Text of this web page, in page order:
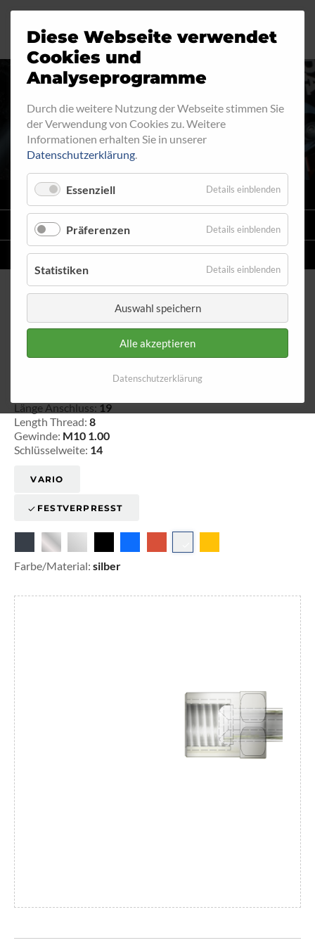
INNENGEWINDE - LOSE 611
VARIO
STAHLFLEX -LEITUNGSKITS FÜR MOTORRÄDER
EINZELLEITUNGENNACH MASS
Innengewinde - lose 611
Länge Anschluss: 19
Length Thread: 8
Gewinde: M10 1.00
Schlüsselweite: 14
VARIO
FESTVERPRESST
Farbe/Material: silber
Diese Webseite verwendet
Cookies und
Analyseprogramme
Durch die weitere Nutzung der Webseite stimmen Sie
der Verwendung von Cookies zu. Weitere
Informationen erhalten Sie in unserer
Datenschutzerklärung.
Essenziell Details einblenden
Präferenzen Details einblenden
Statistiken Details einblenden
Auswahl speichern
Alle akzeptieren
Datenschutzerklärung
Motorrad
Industrie
Automobil
Fahrrad
Ringfitting
Aussengewinde
Innengewinde
Hohlschrauben
Verteiler
Katalog
Jobs